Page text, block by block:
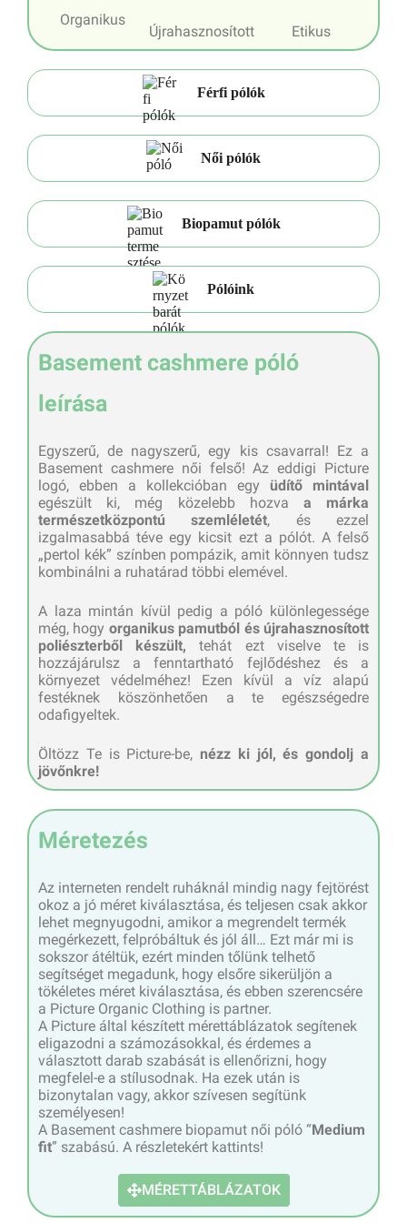
Organikus
Újrahasznosított Etikus
Férfi pólók
Női pólók
Biopamut pólók
Pólóink
Basement cashmere póló
leírása
Egyszerű, de nagyszerű, egy kis csavarral! Ez a
Basement cashmere női felső! Az eddigi Picture
logó, ebben a kollekcióban egy üdítő mintával
egészült ki, még közelebb hozva a márka
természetközpontú szemléletét, és ezzel
izgalmasabbá téve egy kicsit ezt a pólót. A felső
„pertol kék” színben pompázik, amit könnyen tudsz
kombinálni a ruhatárad többi elemével.
A laza mintán kívül pedig a póló különlegessége
még, hogy organikus pamutból és újrahasznosított
poliészterből készült, tehát ezt viselve te is
hozzájárulsz a fenntartható fejlődéshez és a
környezet védelméhez! Ezen kívül a víz alapú
festéknek köszönhetően a te egészségedre
odafigyeltek.
Öltözz Te is Picture-be, nézz ki jól, és gondolj a
jövőnkre!
Méretezés
Az interneten rendelt ruháknál mindig nagy fejtörést
okoz a jó méret kiválasztása, és teljesen csak akkor
lehet megnyugodni, amikor a megrendelt termék
megérkezett, felpróbáltuk és jól áll… Ezt már mi is
sokszor átéltük, ezért minden tőlünk telhető
segítséget megadunk, hogy elsőre sikerüljön a
tökéletes méret kiválasztása, és ebben szerencsére
a Picture Organic Clothing is partner.
A Picture által készített mérettáblázatok segítenek
eligazodni a számozásokkal, és érdemes a
választott darab szabását is ellenőrizni, hogy
megfelel-e a stílusodnak. Ha ezek után is
bizonytalan vagy, akkor szívesen segítünk
személyesen!
A Basement cashmere biopamut női póló “Medium
fit” szabású. A részletekért kattints!
MÉRETTÁBLÁZATOK